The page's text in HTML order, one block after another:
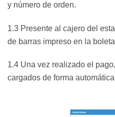
y número de orden.
1.3 Presente al cajero del
de barras impreso en la
1.4 Una vez realizado el
cargados de forma